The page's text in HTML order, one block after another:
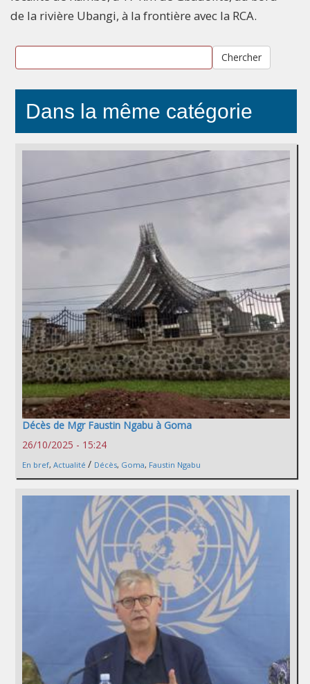
de la rivière Ubangi, à la frontière avec la RCA.
Chercher
Dans la même catégorie
Décès de Mgr Faustin Ngabu à Goma
26/10/2025 - 15:24
En bref, Actualité / Décès, Goma, Faustin Ngabu